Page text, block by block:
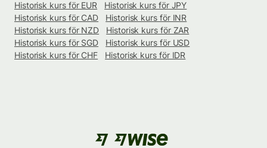
Historisk kurs för EUR
Historisk kurs för JPY
Historisk kurs för CAD
Historisk kurs för INR
Historisk kurs för NZD
Historisk kurs för ZAR
Historisk kurs för SGD
Historisk kurs för USD
Historisk kurs för CHF
Historisk kurs för IDR